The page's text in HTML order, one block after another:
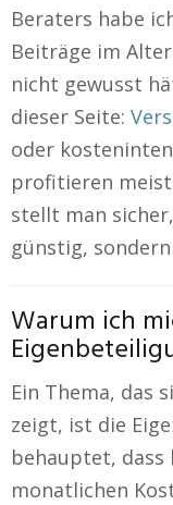
Beraters habe
Beiträge im
nicht gewusst
dieser Seite:
oder
profitieren
stellt man
günstig,
Warum ich
Ein Thema, das
zeigt, ist die
behauptet, dass
monatlichen